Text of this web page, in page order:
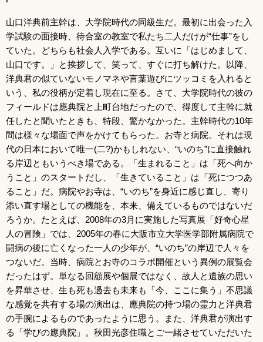
山口洋典前主幹は、大学院時代の同級生だ。最初に出会った入
学試験の面接時、待合室の教室で私たち二人だけが“仕事”をし
ていた。どちらも社会人入学である。互いに「はじめまして、
山口です。」と挨拶して、笑って、すぐに打ち解けた。以降、
洋典君の似ていないモノマネや言葉遊びにツッコミを入れると
いう、私の役柄が定着し現在に至る。さて、大学院時代の彼の
フィールドは應典院と上町台地だったので、得度して主幹に就
任したと聞いたときも、特段、驚かなかった。主幹時代の10年
間は様々な場面で声をかけてもらった。お寺と病院。それは現
代の日本において唯一(二?)かもしれない、“いのち”に直接触れ
る岸辺ともいうべき場である。「生まれること」は「死へ向か
うこと」のスタートだし、「生きていること」は「死につつあ
ること」だ。病院やお寺は、“いのち”を身近に感じ直し、寄り
添い直す場としての機能を、本来、備えているものではないだ
ろうか。たとえば、2008年の3月に実施した写真展「好奇心星
人の冒険」では、2005年の春に大阪市立大学医学部附属病院で
闘病の後に亡くなった一人の少年が、“いのち”の岸辺で人々を
つないだ。当時、病院とお寺のコラボ開催という異例の展覧会
だったはず。単なる回顧展や個展ではなく、故人と遺族の思い
を昇華させ、生も死も過去も未来も「今、ここに集う」不思議
な感覚を共有する場の演出は、應典院の持つ場の霊力と洋典君
の手腕によるものであったように思う。また、洋典君が演出す
る「学びの應典院」。秋田光彦住職とご一緒させていただいた